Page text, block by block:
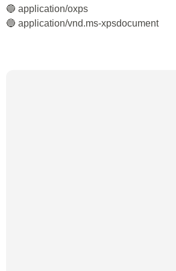
🔵 application/oxps
🔵 application/vnd.ms-xpsdocument